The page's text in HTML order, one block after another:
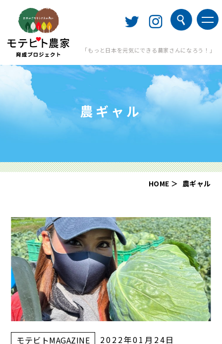
「もっと日本を元気にできる農家さんになろう！」
農ギャル
HOME 農ギャル
モテビトMAGAZINE 2022年01月24日